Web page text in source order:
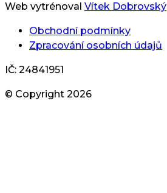
Web vytrénoval Vítek Dobrovský
Obchodní podmínky
Zpracování osobních údajů
IČ: 24841951
© Copyright 2026